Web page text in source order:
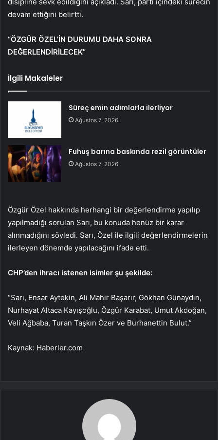
devam ettiğini belirtti.
“ÖZGÜR ÖZEL’İN DURUMU DAHA SONRA
DEĞERLENDİRİLECEK”
İlgili Makaleler
Süreç emin adımlarla ilerliyor
Ağustos 7, 2026
Fuhuş barına baskında rezil görüntüler
Ağustos 7, 2026
Özgür Özel hakkında herhangi bir değerlendirme yapılıp
yapılmadığı sorulan Sarı, bu konuda henüz bir karar
alınmadığını söyledi. Sarı, Özel ile ilgili değerlendirmelerin
ilerleyen dönemde yapılacağını ifade etti.
CHP’den ihracı istenen isimler şu şekilde:
“Sarı, Ensar Aytekin, Ali Mahir Başarır, Gökhan Günaydın,
Nurhayat Altaca Kayışoğlu, Özgür Karabat, Umut Akdoğan,
Veli Ağbaba, Turan Taşkın Özer ve Burhanettin Bulut.”
Kaynak: Haberler.com